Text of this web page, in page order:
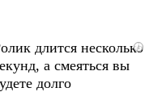
i
длится несколько
а смеяться вы
долго